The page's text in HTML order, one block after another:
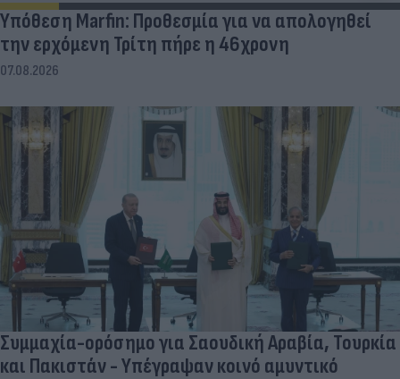
Υπόθεση Marfin: Προθεσμία για να απολογηθεί
την ερχόμενη Τρίτη πήρε η 46χρονη
07.08.2026
Συμμαχία-ορόσημο για Σαουδική Αραβία, Τουρκία
και Πακιστάν - Υπέγραψαν κοινό αμυντικό